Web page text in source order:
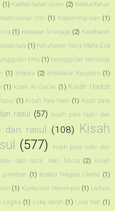
(1) Kekhalifahan Islam (2) Kekhalifahan
Kemiskinan Diri (1) Kepemimpinan (1)
(1) Kerajaan Sriwijaya (2) Kesehatan
(1) Ketuhanan Yang Maha Esa
ilmu (1) keunggulan teknologi
(1) Khaidir (2) Khalifatur Rasyidin (1)
(1) kisah Al-Qur'an (1) Kisah Hadist
(1) Kisah Para Nabi (1) kisah para
rasul (57) kisah para Nabi dan
dan rasul (108) Kisah
(577)
kisah para nabi dan
dan rasul. nabi Musa (2) Kisah
primbon (1) Koalisi Negara Ulama (1)
(1) Kurikulum Pemimpin (1) Laduni
Logika (1) Luka darah (1) Luka hati (1)